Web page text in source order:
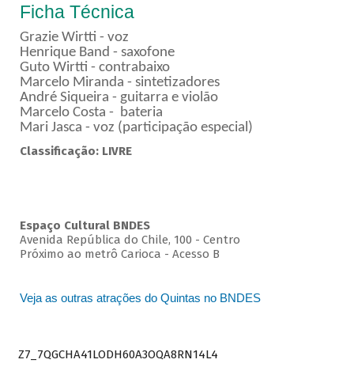
Ficha Técnica
Grazie Wirtti - voz
Henrique Band - saxofone
Guto Wirtti - contrabaixo
Marcelo Miranda - sintetizadores
André Siqueira - guitarra e violão
Marcelo Costa - bateria
Mari Jasca - voz (participação especial)
Classificação: LIVRE
Espaço Cultural BNDES
Avenida República do Chile, 100 - Centro
Próximo ao metrô Carioca - Acesso B
Veja as outras atrações do Quintas no BNDES
Z7_7QGCHA41LODH60A3OQA8RN14L4